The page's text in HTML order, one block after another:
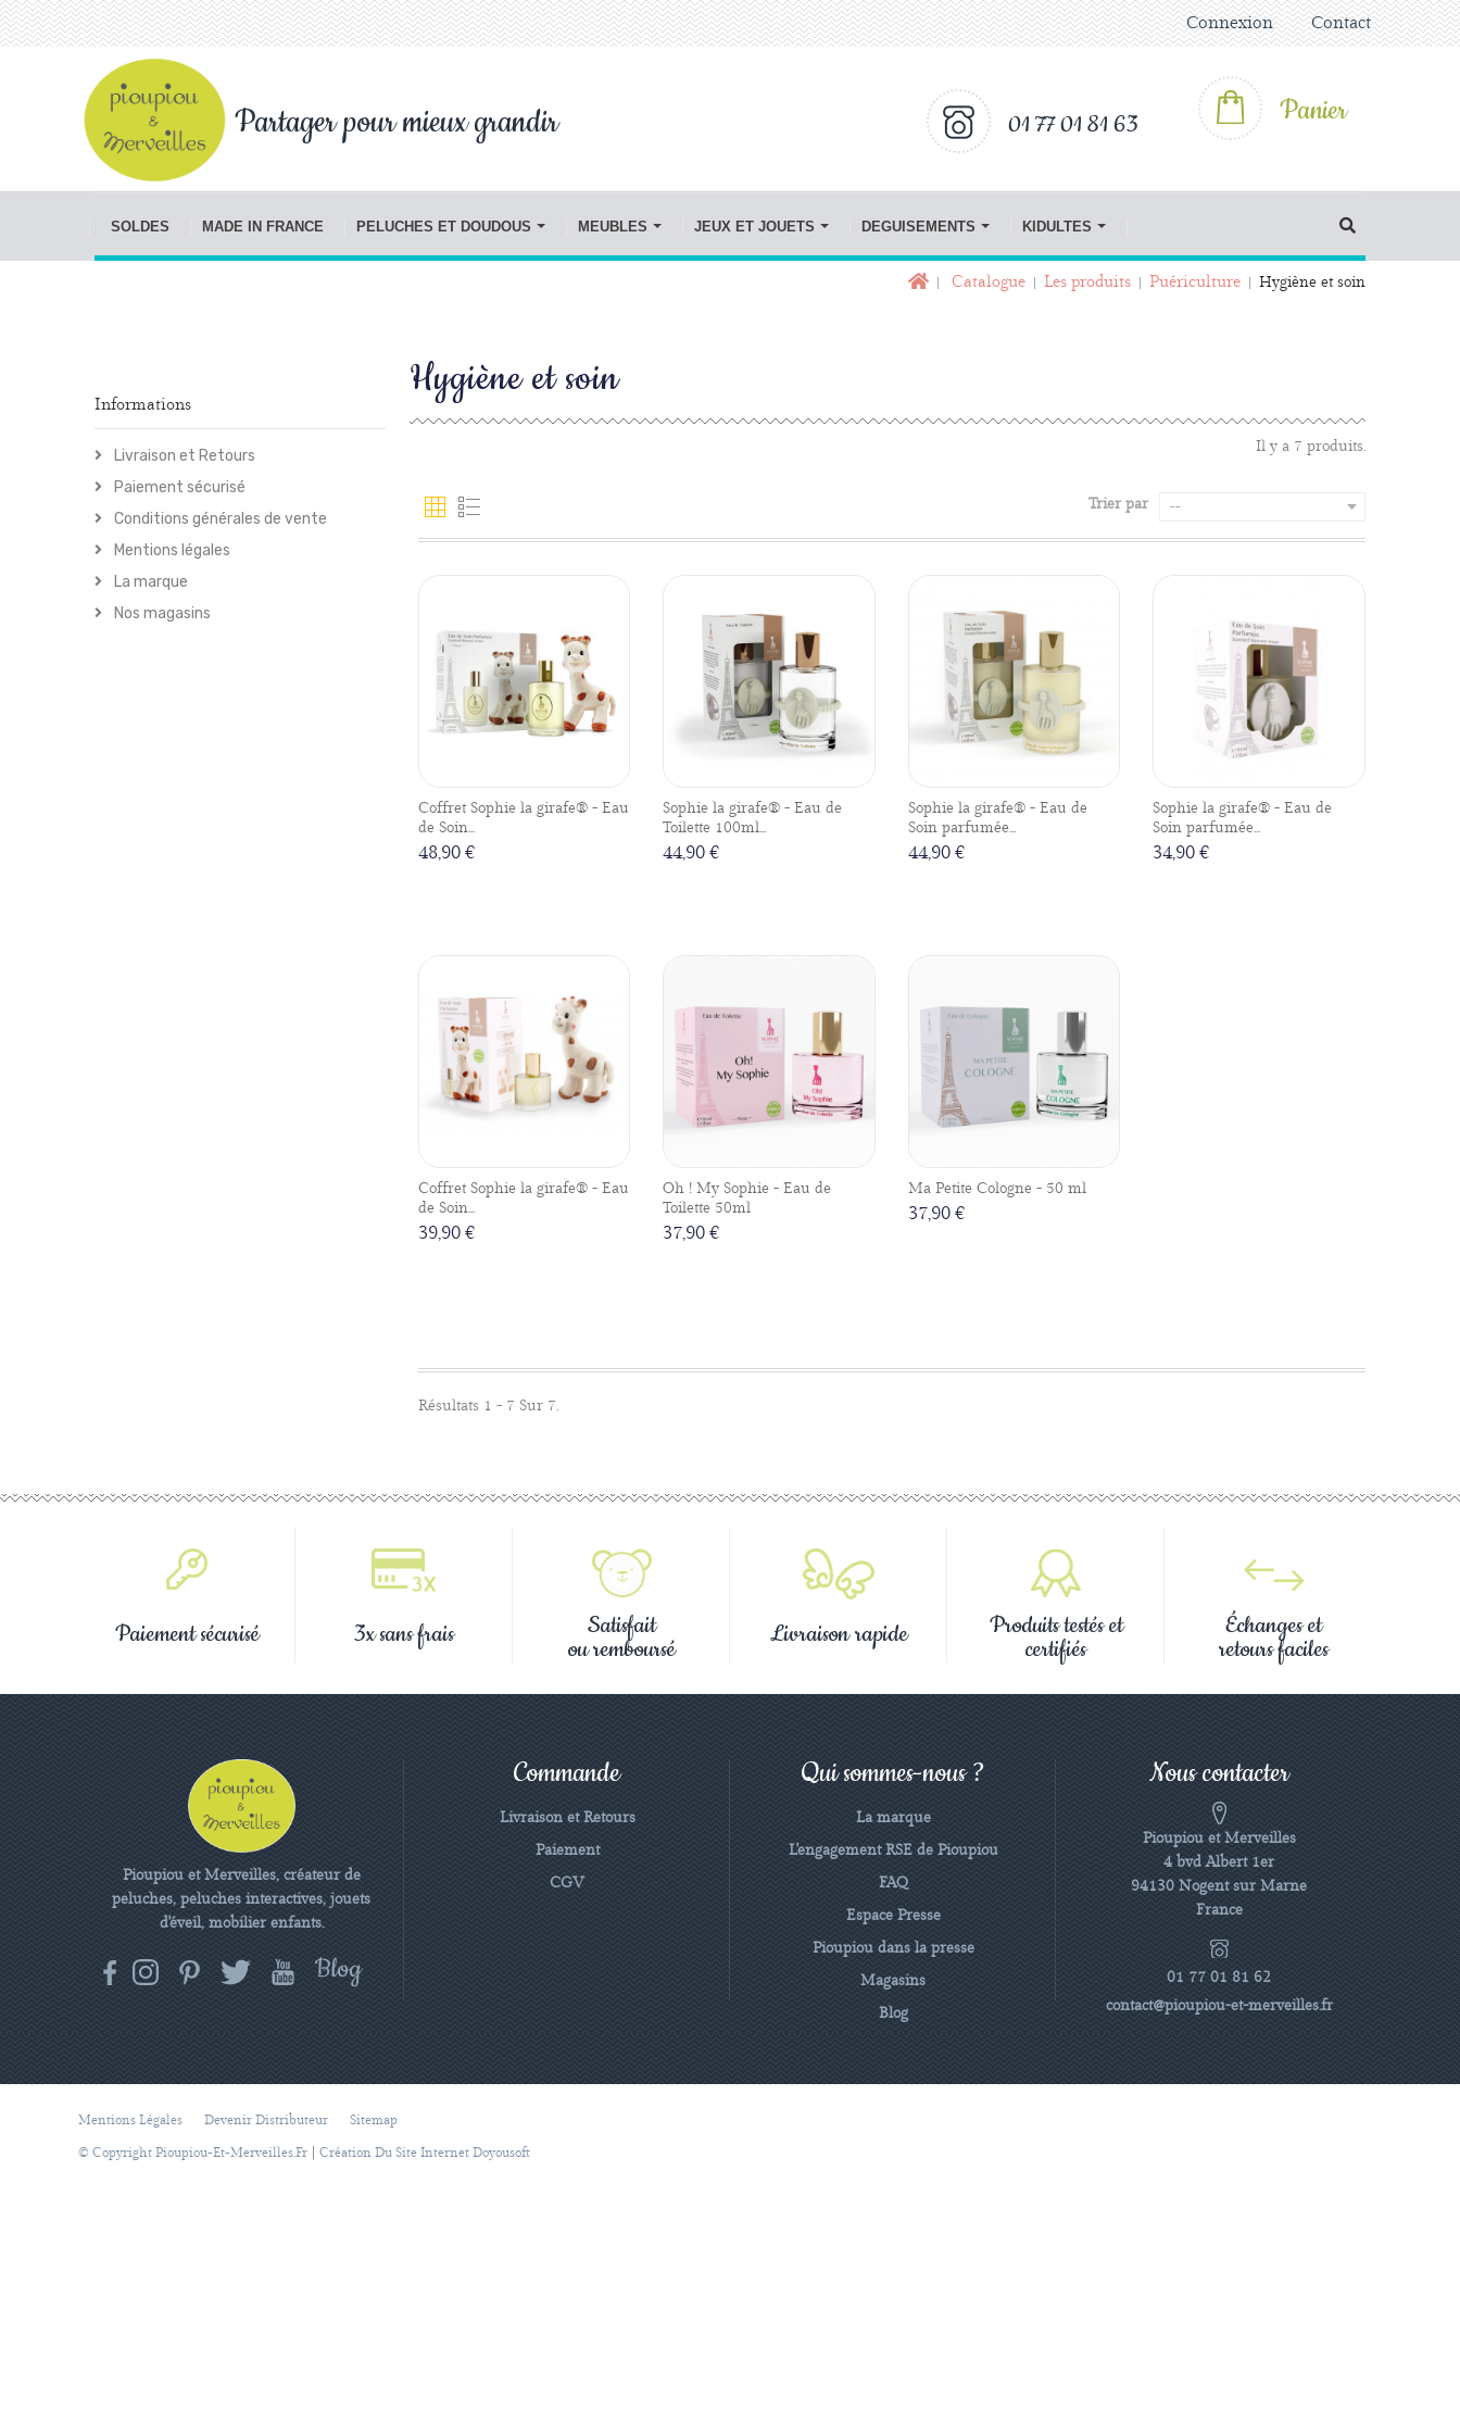
Connexion Contact
01 77 01 81 63
Partager pour mieux grandir Panier
SOLDES MADE IN FRANCE PELUCHES ET DOUDOUS MEUBLES JEUX ET JOUETS DEGUISEMENTS KIDULTES
Catalogue Les produits Puériculture Hygiène et soin
Hygiène et soin
Informations
Livraison et Retours
Paiement sécurisé
Conditions générales de vente
Mentions légales
La marque
Nos magasins
Il y a 7 produits.
Trier par --
Coffret Sophie la girafe® - Eau
de Soin...
48,90 €
Sophie la girafe® - Eau de
Toilette 100ml...
44,90 €
Sophie la girafe® - Eau de
Soin parfumée...
44,90 €
Sophie la girafe® - Eau de
Soin parfumée...
34,90 €
Coffret Sophie la girafe® - Eau
de Soin...
39,90 €
Oh ! My Sophie - Eau de
Toilette 50ml
37,90 €
Ma Petite Cologne - 50 ml
37,90 €
Résultats 1 - 7 Sur 7.
Paiement sécurisé 3x sans frais Satisfait
ou remboursé Livraison rapide Produits testés et
certifiés
Échanges et
retours faciles
Pioupiou et Merveilles, créateur de
peluches, peluches interactives, jouets
d'éveil, mobilier enfants.
Commande
Livraison et Retours
Paiement
CGV
Qui sommes-nous ?
La marque
L'engagement RSE de Pioupiou
FAQ
Espace Presse
Pioupiou dans la presse
Magasins
Blog
Nous contacter
Pioupiou et Merveilles
4 bvd Albert 1er
94130 Nogent sur Marne
France
01 77 01 81 62
contact@pioupiou-et-merveilles.fr
Mentions Légales Devenir Distributeur
Sitemap
© Copyright Pioupiou-Et-Merveilles.fr
Création Du Site Internet Doyousoft